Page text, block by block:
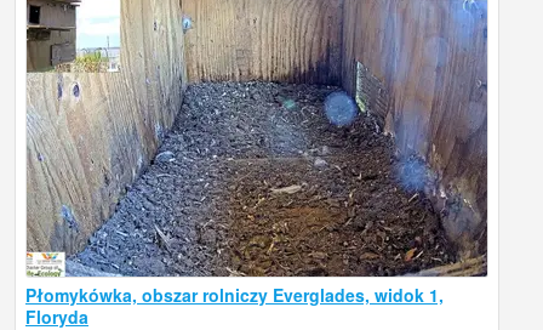
Płomykówka, obszar rolniczy Everglades, widok 1,
Floryda